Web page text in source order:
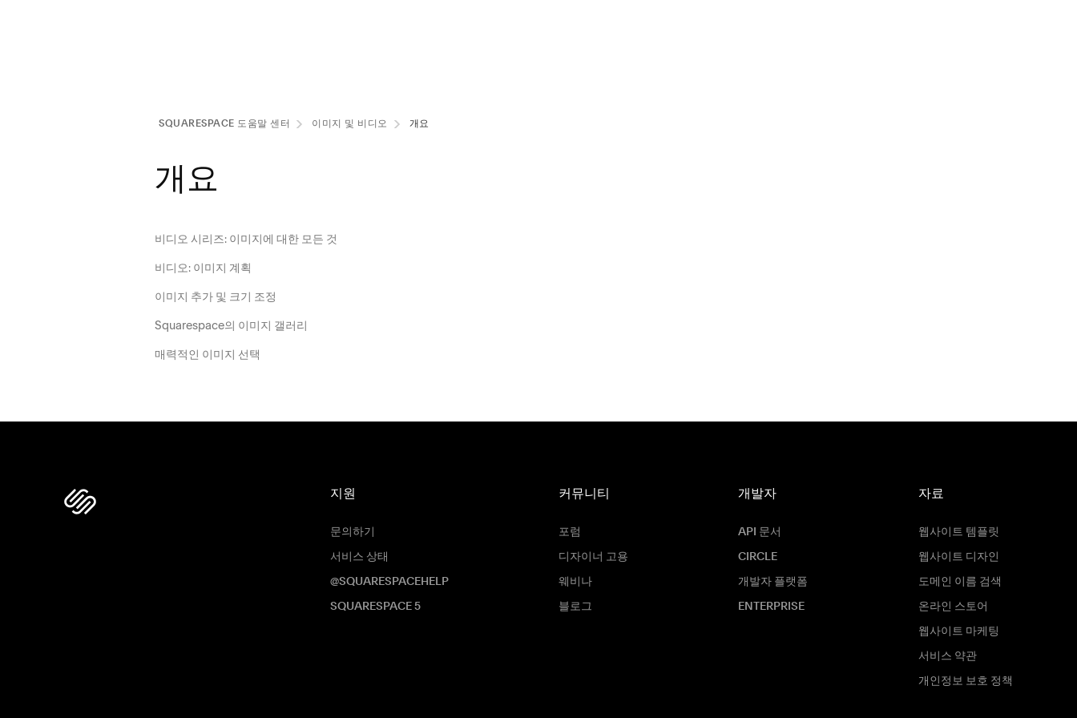
SQUARESPACE 도움말 센터 이미지 및 비디오 개요
개요
비디오 시리즈: 이미지에 대한 모든 것
비디오: 이미지 계획
이미지 추가 및 크기 조정
Squarespace의 이미지 갤러리
매력적인 이미지 선택
지원
문의하기
서비스 상태
@SQUARESPACEHELP
SQUARESPACE 5
커뮤니티
포럼
디자이너 고용
웨비나
블로그
개발자
API 문서
CIRCLE
개발자 플랫폼
ENTERPRISE
자료
웹사이트 템플릿
웹사이트 디자인
도메인 이름 검색
온라인 스토어
웹사이트 마케팅
서비스 약관
개인정보 보호 정책